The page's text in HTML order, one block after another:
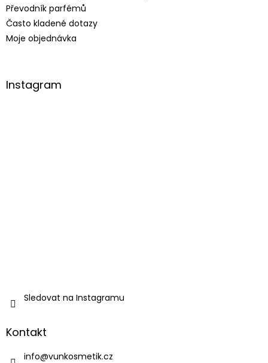
Převodník parfémů
Často kladené dotazy
Moje objednávka
Instagram
Sledovat na Instagramu
Kontakt
info@vunkosmetik.cz